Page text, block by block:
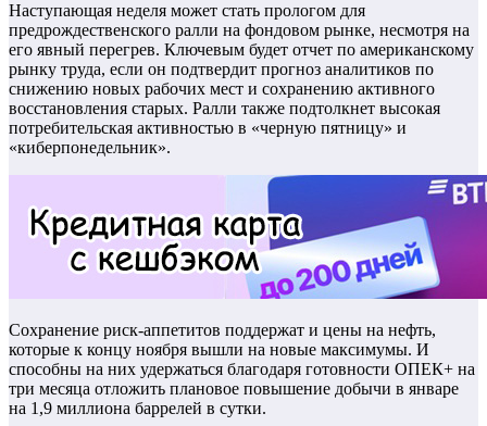
Наступающая неделя может стать прологом для
предрождественского ралли на фондовом рынке, несмотря на
его явный перегрев. Ключевым будет отчет по американскому
рынку труда, если он подтвердит прогноз аналитиков по
снижению новых рабочих мест и сохранению активного
восстановления старых. Ралли также подтолкнет высокая
потребительская активностью в «черную пятницу» и
«киберпонедельник».
Сохранение риск-аппетитов поддержат и цены на нефть,
которые к концу ноября вышли на новые максимумы. И
способны на них удержаться благодаря готовности ОПЕК+ на
три месяца отложить плановое повышение добычи в январе
на 1,9 миллиона баррелей в сутки.